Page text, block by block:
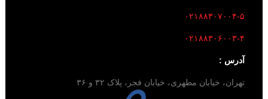
۰۲۱۸۸۳۰۷۰۰۴-۵
۰۲۱۸۸۳۰۶۰۰۳-۴
آدرس :
تهران، خیابان مطهری، خیابان فجر، پلاک ۳۲ و ۳۶